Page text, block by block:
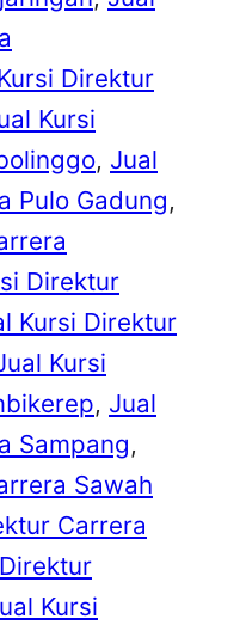
Direktur
Kursi
, Jual
Pulo Gadung
Direktur
Kursi Direktur
Kursi
, Jual
Sampang
Sawah
Carrera
Kursi